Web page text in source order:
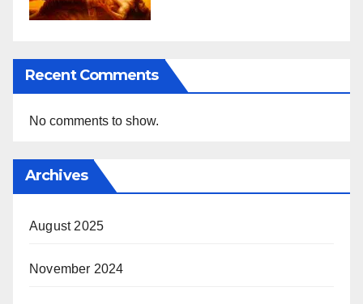
Recent Comments
No comments to show.
Archives
August 2025
November 2024